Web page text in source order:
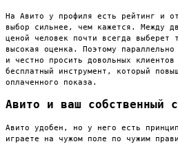
На Авито у профиля есть рейтинг и
выбор сильнее, чем кажется. Между
ценой человек почти всегда
высокая оценка. Поэтому
и честно просить довольных
бесплатный инструмент, который
оплаченного показа.
Авито и ваш собственный
Авито удобен, но у него есть
играете на чужом поле по чужим